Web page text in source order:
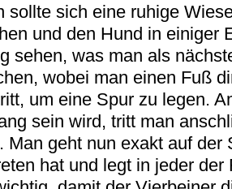
sollte sich eine ruhige
und den Hund in einiger
sehen, was man als
wobei man einen Fuß
um eine Spur zu legen.
sein wird, tritt man
Man geht nun exakt auf
hat und legt in jeder